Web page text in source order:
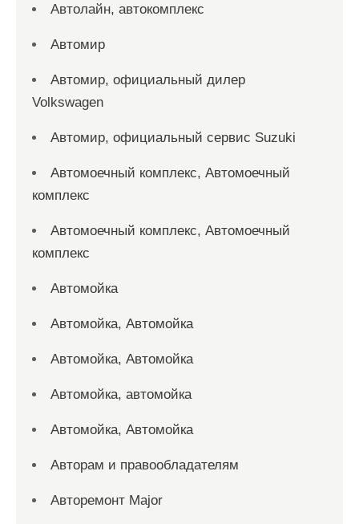
Автолайн, автокомплекс
Автомир
Автомир, официальный дилер
Volkswagen
Автомир, официальный сервис Suzuki
Автомоечный комплекс, Автомоечный
комплекс
Автомоечный комплекс, Автомоечный
комплекс
Автомойка
Автомойка, Автомойка
Автомойка, Автомойка
Автомойка, автомойка
Автомойка, Автомойка
Авторам и правообладателям
Авторемонт Major